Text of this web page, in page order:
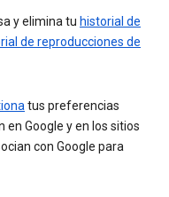
y elimina tu historial de
de reproducciones de
tus preferencias
en Google y en los sitios
con Google para